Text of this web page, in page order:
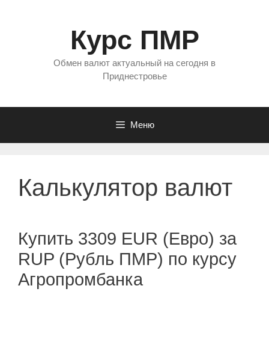
Курс ПМР
Обмен валют актуальный на сегодня в
Приднестровье
Меню
Калькулятор валют
Купить 3309 EUR (Евро) за
RUP (Рубль ПМР) по курсу
Агропромбанка